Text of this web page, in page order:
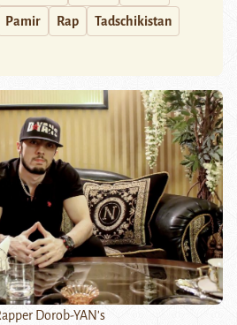
Pamir Rap Tadschikistan
Dorob-YAN's